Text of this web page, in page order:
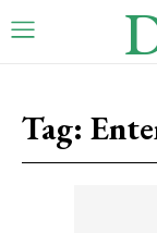
Tag: